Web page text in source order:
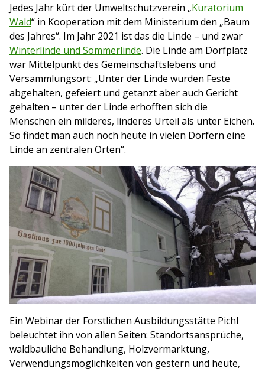
Jedes Jahr kürt der Umweltschutzverein „Kuratorium
Wald“ in Kooperation mit dem Ministerium den „Baum
des Jahres“. Im Jahr 2021 ist das die Linde – und zwar
Winterlinde und Sommerlinde. Die Linde am Dorfplatz
war Mittelpunkt des Gemeinschaftslebens und
Versammlungsort: „Unter der Linde wurden Feste
abgehalten, gefeiert und getanzt aber auch Gericht
gehalten – unter der Linde erhofften sich die
Menschen ein milderes, linderes Urteil als unter Eichen.
So findet man auch noch heute in vielen Dörfern eine
Linde an zentralen Orten“.
Ein Webinar der Forstlichen Ausbildungsstätte Pichl
beleuchtet ihn von allen Seiten: Standortsansprüche,
waldbauliche Behandlung, Holzvermarktung,
Verwendungsmöglichkeiten von gestern und heute,